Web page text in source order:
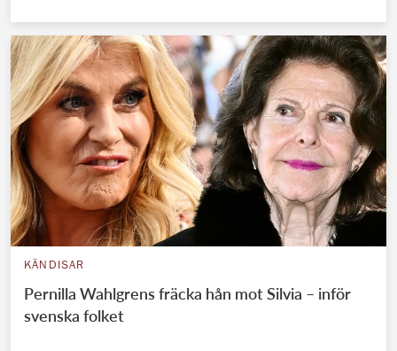
KÄNDISAR
Pernilla Wahlgrens fräcka hån mot Silvia – inför
svenska folket